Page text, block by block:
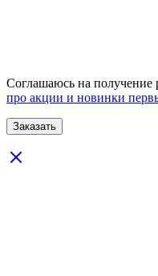
Соглашаюсь на получение
про акции и новинки